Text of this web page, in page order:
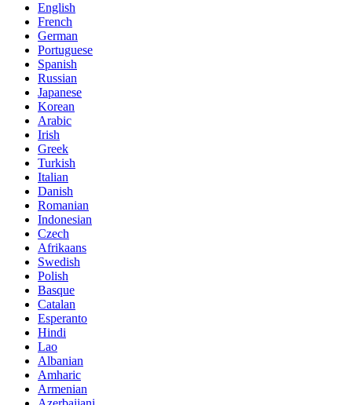
English
French
German
Portuguese
Spanish
Russian
Japanese
Korean
Arabic
Irish
Greek
Turkish
Italian
Danish
Romanian
Indonesian
Czech
Afrikaans
Swedish
Polish
Basque
Catalan
Esperanto
Hindi
Lao
Albanian
Amharic
Armenian